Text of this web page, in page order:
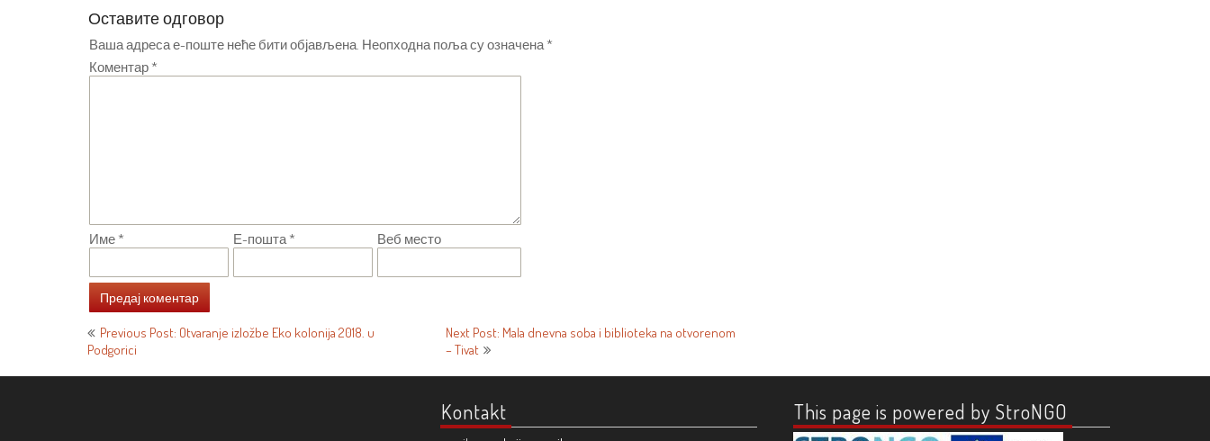
Оставите одговор
Ваша адреса е-поште неће бити објављена. Неопходна поља су означена *
Коментар *
Име * Е-пошта * Веб место
Кретање
чланка
Previous Post: Otvaranje izložbe Eko kolonija 2018. u
Podgorici
Next Post: Mala dnevna soba i biblioteka na otvorenom
– Tivat
Kontakt This page is powered by StroNGO